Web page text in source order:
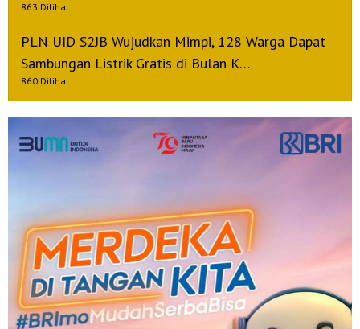
863 Dilihat
PLN UID S2JB Wujudkan Mimpi, 128 Warga Dapat
Sambungan Listrik Gratis di Bulan K…
860 Dilihat